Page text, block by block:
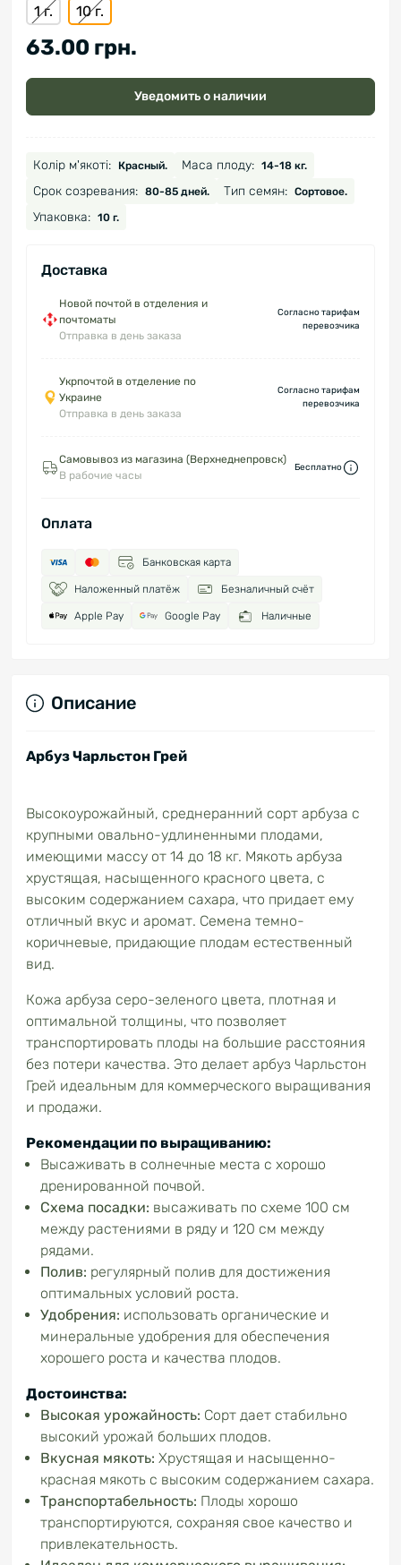
1 г.
10 г.
63.00 грн.
Уведомить о наличии
Колір м'якоті: Красный. Маса плоду: 14-18 кг.
Срок созревания: 80-85 дней. Тип семян: Сортовое.
Упаковка: 10 г.
Доставка
Новой почтой в отделения и
почтоматы
Отправка в день заказа
Согласно тарифам
перевозчика
Укрпочтой в отделение по
Украине
Отправка в день заказа
Согласно тарифам
перевозчика
Самовывоз из магазина (Верхнеднепровск)
В рабочие часы
Бесплатно
Оплата
Банковская карта
Наложенный платёж Безналичный счёт
Apple Pay Google Pay Наличные
Описание
Арбуз Чарльстон Грей
Высокоурожайный, среднеранний сорт арбуза с
крупными овально-удлиненными плодами,
имеющими массу от 14 до 18 кг. Мякоть арбуза
хрустящая, насыщенного красного цвета, с
высоким содержанием сахара, что придает ему
отличный вкус и аромат. Семена темно-
коричневые, придающие плодам естественный
вид.
Кожа арбуза серо-зеленого цвета, плотная и
оптимальной толщины, что позволяет
транспортировать плоды на большие расстояния
без потери качества. Это делает арбуз Чарльстон
Грей идеальным для коммерческого выращивания
и продажи.
Рекомендации по выращиванию:
Высаживать в солнечные места с хорошо
дренированной почвой.
Схема посадки: высаживать по схеме 100 см
между растениями в ряду и 120 см между
рядами.
Полив: регулярный полив для достижения
оптимальных условий роста.
Удобрения: использовать органические и
минеральные удобрения для обеспечения
хорошего роста и качества плодов.
Достоинства:
Высокая урожайность: Сорт дает стабильно
высокий урожай больших плодов.
Вкусная мякоть: Хрустящая и насыщенно-
красная мякоть с высоким содержанием сахара.
Транспортабельность: Плоды хорошо
транспортируются, сохраняя свое качество и
привлекательность.